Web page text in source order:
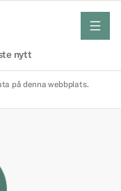
nytt
meny
på denna webbplats.